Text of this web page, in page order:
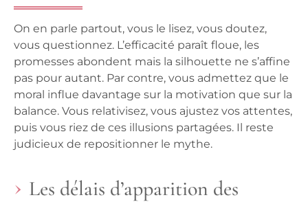
On en parle partout, vous le lisez, vous doutez,
vous questionnez. L’efficacité paraît floue, les
promesses abondent mais la silhouette ne s’affine
pas pour autant. Par contre, vous admettez que le
moral influe davantage sur la motivation que sur la
balance. Vous relativisez, vous ajustez vos attentes,
puis vous riez de ces illusions partagées. Il reste
judicieux de repositionner le mythe.
Les délais d’apparition des